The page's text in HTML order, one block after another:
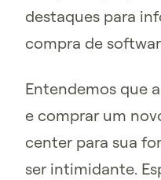
destaques para
compra de
Entendemos que
e comprar um
center para sua
ser intimidante.